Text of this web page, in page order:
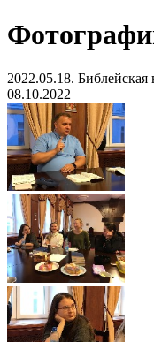
2022.05.18. Библейская
08.10.2022